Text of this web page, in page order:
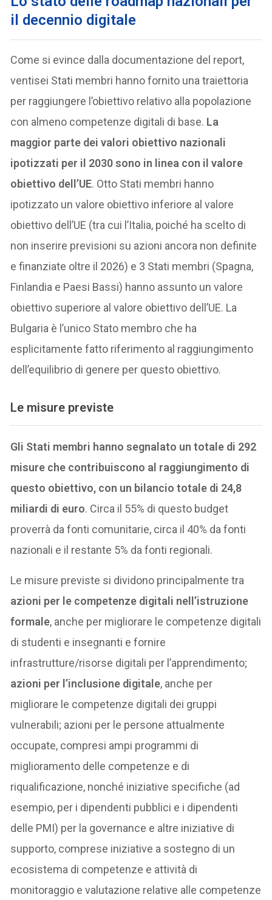
il decennio digitale
Come si evince dalla documentazione del report,
ventisei Stati membri hanno fornito una traiettoria
per raggiungere l’obiettivo relativo alla popolazione
con almeno competenze digitali di base. La
maggior parte dei valori obiettivo nazionali
ipotizzati per il 2030 sono in linea con il valore
obiettivo dell’UE. Otto Stati membri hanno
ipotizzato un valore obiettivo inferiore al valore
obiettivo dell’UE (tra cui l’Italia, poiché ha scelto di
non inserire previsioni su azioni ancora non definite
e finanziate oltre il 2026) e 3 Stati membri (Spagna,
Finlandia e Paesi Bassi) hanno assunto un valore
obiettivo superiore al valore obiettivo dell’UE. La
Bulgaria è l’unico Stato membro che ha
esplicitamente fatto riferimento al raggiungimento
dell’equilibrio di genere per questo obiettivo.
Le misure previste
Gli Stati membri hanno segnalato un totale di 292
misure che contribuiscono al raggiungimento di
questo obiettivo, con un bilancio totale di 24,8
miliardi di euro. Circa il 55% di questo budget
proverrà da fonti comunitarie, circa il 40% da fonti
nazionali e il restante 5% da fonti regionali.
Le misure previste si dividono principalmente tra
azioni per le competenze digitali nell’istruzione
formale, anche per migliorare le competenze digitali
di studenti e insegnanti e fornire
infrastrutture/risorse digitali per l’apprendimento;
azioni per l’inclusione digitale, anche per
migliorare le competenze digitali dei gruppi
vulnerabili; azioni per le persone attualmente
occupate, compresi ampi programmi di
miglioramento delle competenze e di
riqualificazione, nonché iniziative specifiche (ad
esempio, per i dipendenti pubblici e i dipendenti
delle PMI) per la governance e altre iniziative di
supporto, comprese iniziative a sostegno di un
ecosistema di competenze e attività di
monitoraggio e valutazione relative alle competenze